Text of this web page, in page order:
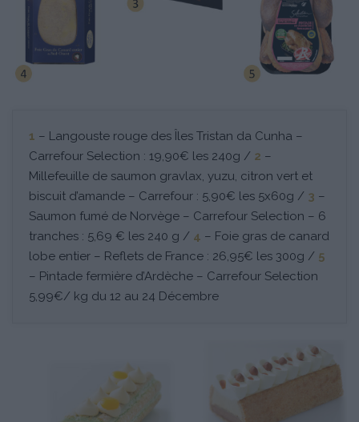
1 – Langouste rouge des Îles Tristan da Cunha –
Carrefour Selection : 19,90€ les 240g / 2 –
Millefeuille de saumon gravlax, yuzu, citron vert et
biscuit d’amande – Carrefour : 5,90€ les 5x60g / 3 –
Saumon fumé de Norvège – Carrefour Selection – 6
tranches : 5,69 € les 240 g / 4 – Foie gras de canard
lobe entier – Reflets de France : 26,95€ les 300g / 5
– Pintade fermière d’Ardèche – Carrefour Selection
5,99€/ kg du 12 au 24 Décembre